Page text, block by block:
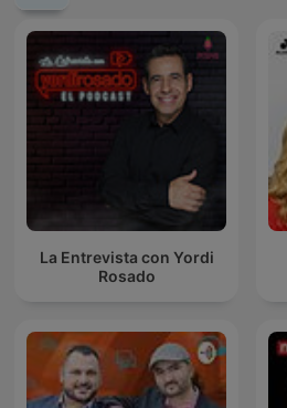
La Entrevista con Yordi
Rosado